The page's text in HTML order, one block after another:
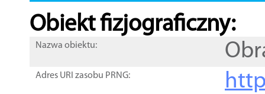
Obiekt fizjograficzny:
Nazwa obiektu:
Adres URI zasobu PRNG: